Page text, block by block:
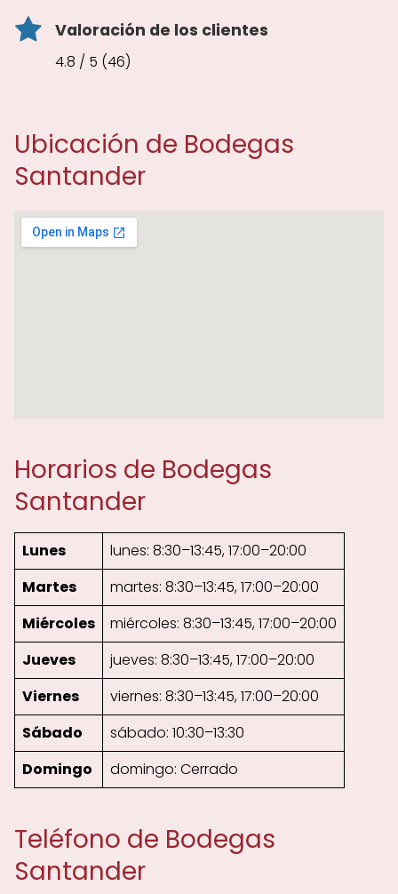
Valoración de los clientes
4.8 / 5 (46)
Ubicación de Bodegas
Santander
Horarios de Bodegas
Santander
Lunes
lunes: 8:30–13:45, 17:00–20:00
Martes
martes: 8:30–13:45, 17:00–20:00
Miércoles
miércoles: 8:30–13:45, 17:00–20:00
Jueves
jueves: 8:30–13:45, 17:00–20:00
Viernes
viernes: 8:30–13:45, 17:00–20:00
Sábado
sábado: 10:30–13:30
Domingo
domingo: Cerrado
Teléfono de Bodegas
Santander